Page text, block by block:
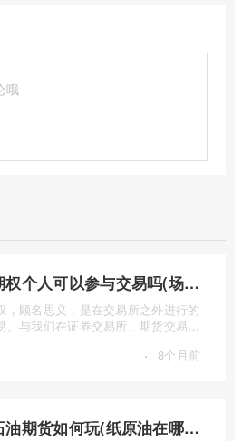
哦
场外期权个人可以参与交易吗(场外个股期权怎样交易)
，顾名思义，是在交易所之外进行的
。与我们在证券交易所、期货交易所
· 8个月前
纸面石油期货如何玩(纸原油在哪里交易)